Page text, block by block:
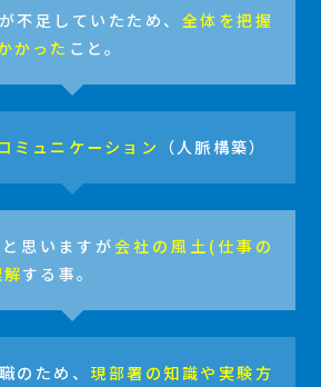
不足していたため、全体を把握
かった こと。
ミュニケーション （人脈構築）
思いますが会社の風土(仕事の
解する事。
のため、 現部署の知識や実験方